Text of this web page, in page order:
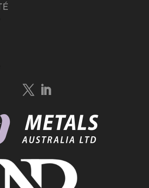
develop a new High Purity
bit.ly/4mQcxFa
Load More